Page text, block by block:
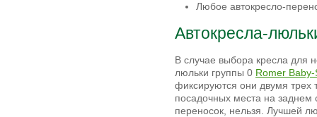
Любое автокресло-
Автокресла-
В случае выбора кресла для
люльки группы 0 Romer
фиксируются они двумя
посадочных места на заднем
переносок, нельзя. Лучшей